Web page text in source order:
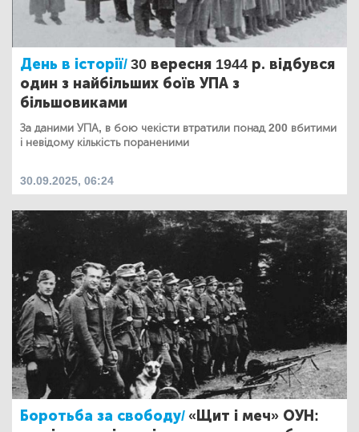
День в історії/30 вересня 1944 р. відбувся
один з найбільших боїв УПА з
більшовиками
За даними УПА, в бою чекісти втратили понад 200 вбитими
і невідому кількість пораненими
30.09.2025, 06:24
Боротьба за свободу/«Щит і меч» ОУН: